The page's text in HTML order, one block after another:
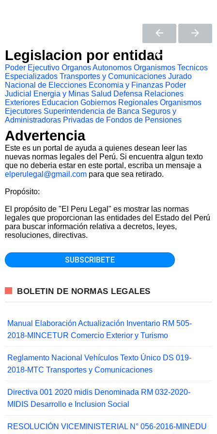
Legislacion por entidad
Poder Ejecutivo Organos Autonomos Organismos Tecnicos
Especializados Transportes y Comunicaciones Jurado
Nacional de Elecciones Economia y Finanzas Poder
Judicial
Energia y Minas Salud Defensa Relaciones
Exteriores Educacion Gobiernos Regionales Organismos
Ejecutores Superintendencia de Banca Seguros y
Administradoras Privadas de Fondos de Pensiones
Advertencia
Este es un portal de ayuda a quienes desean leer las
nuevas normas legales del Perú. Si encuentra algun texto
que no deberia estar en este portal, escriba un mensaje a
elperulegal@gmail.com para que sea retirado.
Propósito:
El propósito de "El Peru Legal" es mostrar las normas
legales que proporcionan las entidades del Estado del Perú
para buscar información relativa a decretos, leyes,
resoluciones, directivas.
BOLETIN DE NORMAS LEGALES
Manual Elaboración Actualización Inventario RM 505-
2018-MINCETUR Comercio Exterior y Turismo
Reglamento Nacional Vehículos Texto Único DS 019-
2018-MTC Transportes y Comunicaciones
Directiva 001 2020 midis Denominada RM 032-2020-
MIDIS Desarrollo e Inclusion Social
RESOLUCIÓN VICEMINISTERIAL N° 056-2016-MINEDU